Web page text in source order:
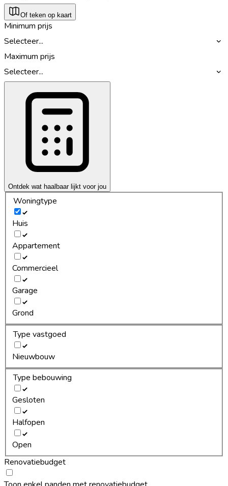
Of teken op kaart
Minimum prijs
Selecteer...
Maximum prijs
Selecteer...
Ontdek wat haalbaar lijkt voor jou
Woningtype
Huis
Appartement
Commercieel
Garage
Grond
Type vastgoed
Nieuwbouw
Type bebouwing
Gesloten
Halfopen
Open
Renovatiebudget